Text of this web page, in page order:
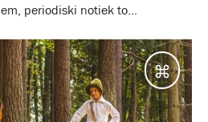
periodiski notiek to...